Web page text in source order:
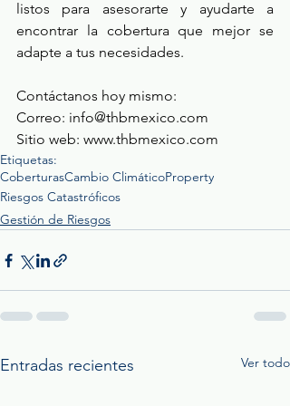
listos para asesorarte y ayudarte a
encontrar la cobertura que mejor se
adapte a tus necesidades.
Contáctanos hoy mismo:
Correo: info@thbmexico.com
Sitio web: www.thbmexico.com
Etiquetas:
CoberturasCambio ClimáticoProperty
Riesgos Catastróficos
Gestión de Riesgos
Entradas recientes Ver todo